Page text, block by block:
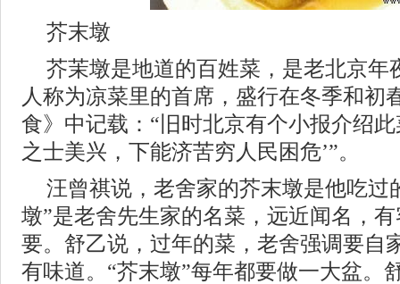
芥末墩
芥茉墩是地道的百姓菜，是老北京年
人称为凉菜里的首席，盛行在冬季和初
食》中记载：“旧时北京有个小报介绍
之士美兴，下能济苦穷人民困危’”。
汪曾祺说，老舍家的芥末墩是他吃过
墩”是老舍先生家的名菜，远近闻名，
要。舒乙说，过年的菜，老舍强调要自
有味道。“芥末墩”每年都要做一大盆。